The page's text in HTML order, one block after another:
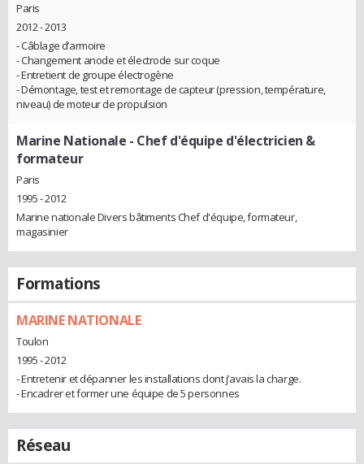
Paris
2012 - 2013
- Câblage d’armoire
- Changement anode et électrode sur coque
- Entretient de groupe électrogène
- Démontage, test et remontage de capteur (pression, température,
niveau) de moteur de propulsion
Marine Nationale - Chef d'équipe d'électricien &
formateur
Paris
1995 - 2012
Marine nationale Divers bâtiments Chef d'équipe, formateur,
magasinier
Formations
MARINE NATIONALE
Toulon
1995 - 2012
- Entretenir et dépanner les installations dont j’avais la charge.
- Encadrer et former une équipe de 5 personnes
Réseau